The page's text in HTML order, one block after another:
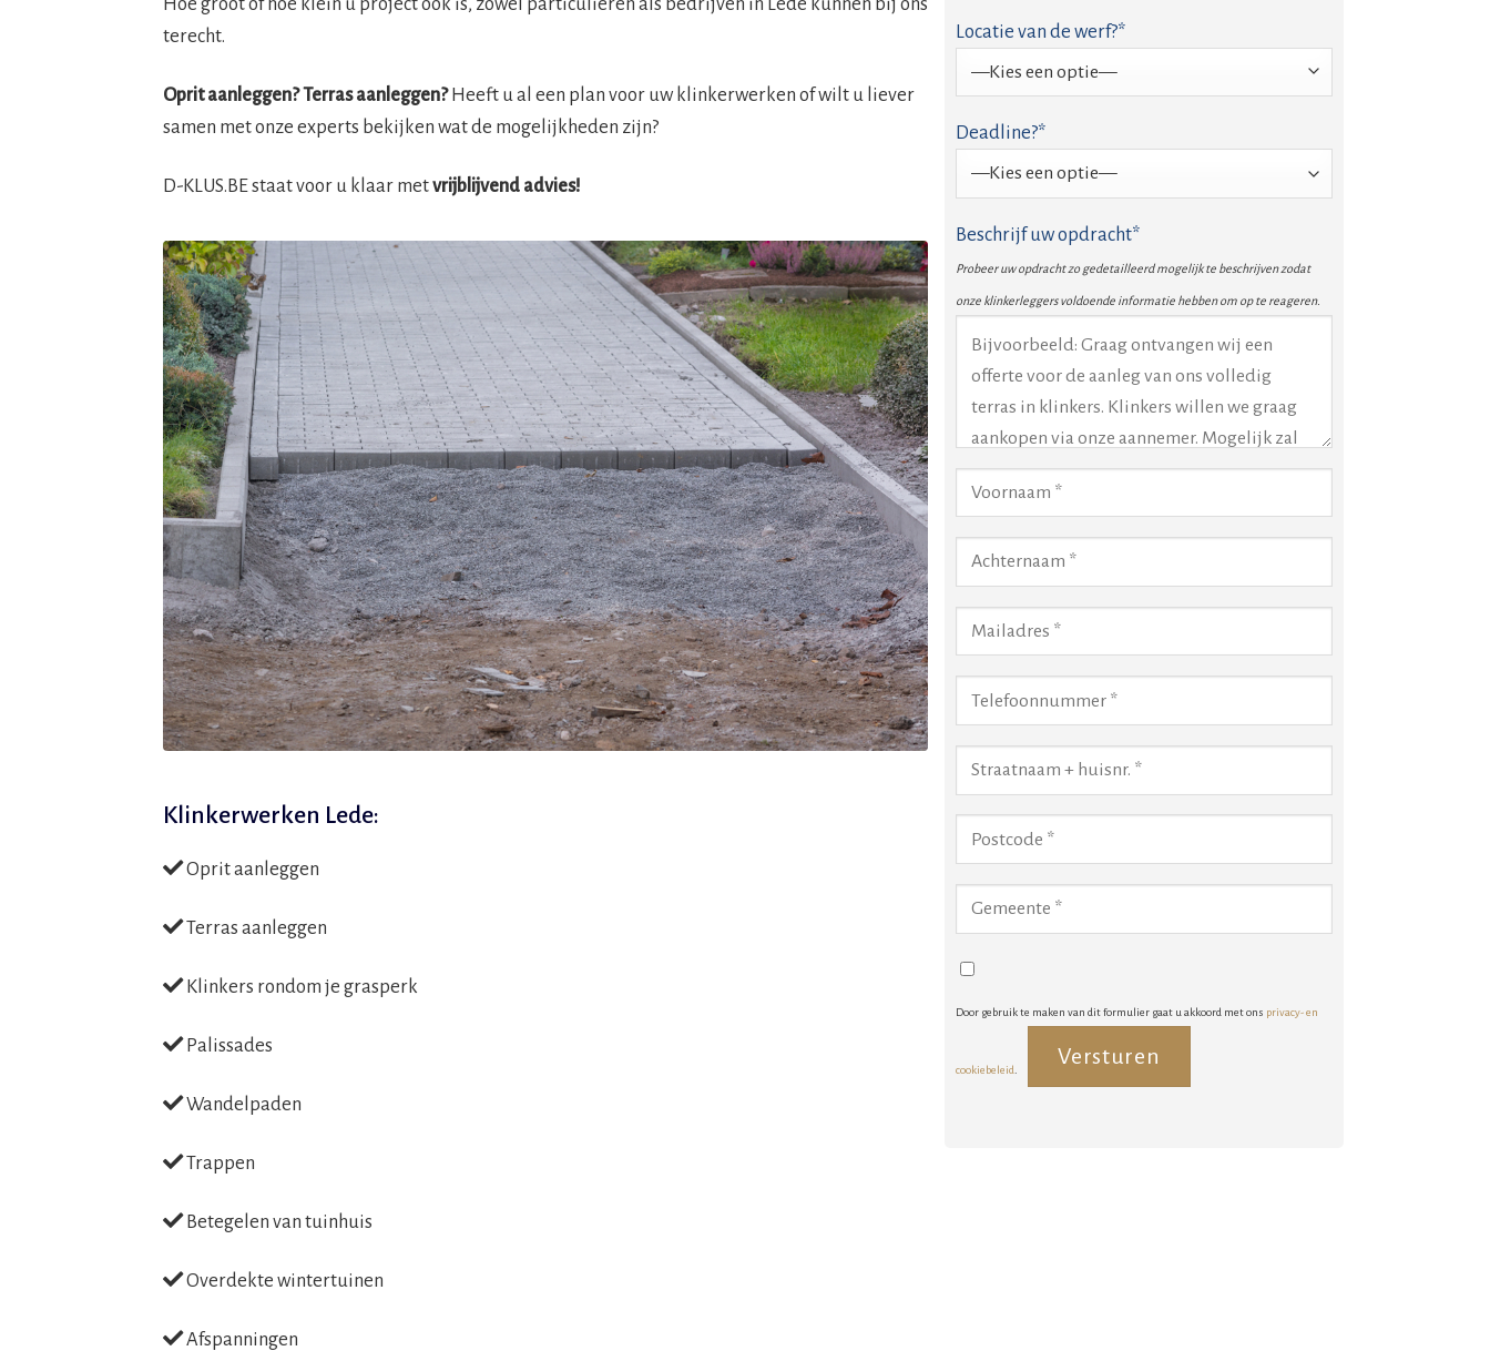
terecht.
Oprit aanleggen? Terras aanleggen?Heeft u al een plan voor uw klinkerwerken of wilt u liever
samen met onze experts bekijken wat de mogelijkheden zijn?
D-KLUS.BE staat voor u klaar metvrijblijvend advies!
Klinkerwerken Lede:
Oprit aanleggen
Terras aanleggen
Klinkers rondom je grasperk
Palissades
Wandelpaden
Trappen
Betegelen van tuinhuis
Overdekte wintertuinen
Afspanningen
Locatie van de werf?*
Deadline?*
Beschrijf uw opdracht*
Probeer uw opdracht zo gedetailleerd mogelijk te beschrijven zodat
onze klinkerleggers voldoende informatie hebben om op te reageren.
Door gebruik te maken van dit formulier gaat u akkoord met ons privacy- en
cookiebeleid